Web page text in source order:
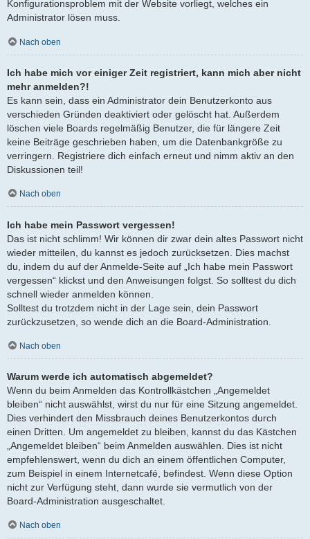
Konfigurationsproblem mit der Website vorliegt, welches ein
Administrator lösen muss.
Nach oben
Ich habe mich vor einiger Zeit registriert, kann mich aber nicht
mehr anmelden?!
Es kann sein, dass ein Administrator dein Benutzerkonto aus
verschieden Gründen deaktiviert oder gelöscht hat. Außerdem
löschen viele Boards regelmäßig Benutzer, die für längere Zeit
keine Beiträge geschrieben haben, um die Datenbankgröße zu
verringern. Registriere dich einfach erneut und nimm aktiv an den
Diskussionen teil!
Nach oben
Ich habe mein Passwort vergessen!
Das ist nicht schlimm! Wir können dir zwar dein altes Passwort nicht
wieder mitteilen, du kannst es jedoch zurücksetzen. Dies machst
du, indem du auf der Anmelde-Seite auf „Ich habe mein Passwort
vergessen“ klickst und den Anweisungen folgst. So solltest du dich
schnell wieder anmelden können.
Solltest du trotzdem nicht in der Lage sein, dein Passwort
zurückzusetzen, so wende dich an die Board-Administration.
Nach oben
Warum werde ich automatisch abgemeldet?
Wenn du beim Anmelden das Kontrollkästchen „Angemeldet
bleiben“ nicht auswählst, wirst du nur für eine Sitzung angemeldet.
Dies verhindert den Missbrauch deines Benutzerkontos durch
einen Dritten. Um angemeldet zu bleiben, kannst du das Kästchen
„Angemeldet bleiben“ beim Anmelden auswählen. Dies ist nicht
empfehlenswert, wenn du dich an einem öffentlichen Computer,
zum Beispiel in einem Internetcafé, befindest. Wenn diese Option
nicht zur Verfügung steht, dann wurde sie vermutlich von der
Board-Administration ausgeschaltet.
Nach oben